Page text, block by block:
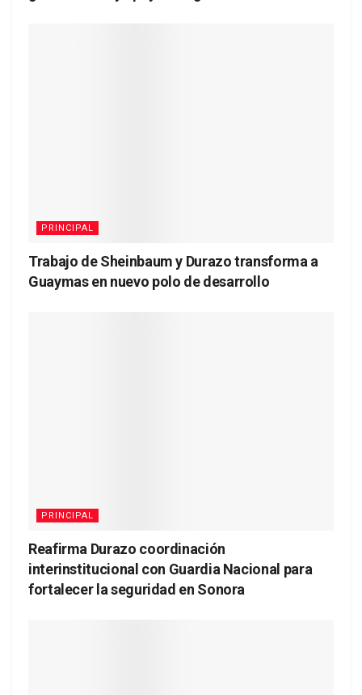
PRINCIPAL
Trabajo de Sheinbaum y Durazo transforma a
Guaymas en nuevo polo de desarrollo
PRINCIPAL
Reafirma Durazo coordinación
interinstitucional con Guardia Nacional para
fortalecer la seguridad en Sonora